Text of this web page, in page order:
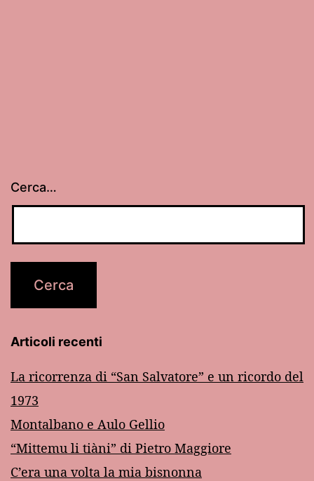
Cerca…
Articoli recenti
La ricorrenza di “San Salvatore” e un ricordo del
1973
Montalbano e Aulo Gellio
“Mittemu li tiàni” di Pietro Maggiore
C’era una volta la mia bisnonna